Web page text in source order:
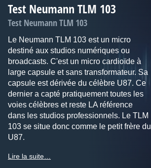
Test Neumann TLM 103
Test Neumann TLM 103
Le Neumann TLM 103 est un micro
destiné aux studios numériques ou
broadcasts. C'est un micro cardioïde à
large capsule et sans transformateur. Sa
capsule est dérivée du célèbre U87. Ce
dernier a capté pratiquement toutes les
voies célèbres et reste LA référence
dans les studios professionnels. Le TLM
103 se situe donc comme le petit frère du
U87.
Lire la suite…